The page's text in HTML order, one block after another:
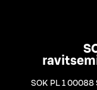
SOK PL 1 00088